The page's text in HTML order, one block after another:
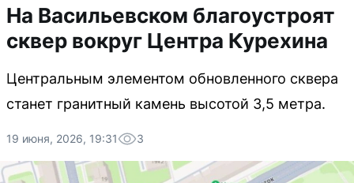
На Васильевском благоустроят
сквер вокруг Центра Курехина
Центральным элементом обновленного сквера
станет гранитный камень высотой 3,5 метра.
19 июня, 2026, 19:31 3